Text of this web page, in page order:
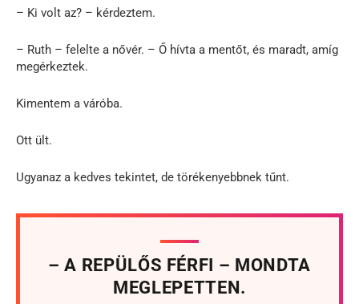
– Ki volt az? – kérdeztem.
– Ruth – felelte a nővér. – Ő hívta a mentőt, és maradt, amíg
megérkeztek.
Kimentem a váróba.
Ott ült.
Ugyanaz a kedves tekintet, de törékenyebbnek tűnt.
– A REPÜLŐS FÉRFI – MONDTA
MEGLEPETTEN.